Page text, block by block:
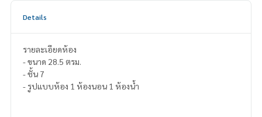
Details
รายละเอียดห้อง
- ขนาด 28.5 ตรม.
- ชั้น 7
- รูปแบบห้อง 1 ห้องนอน 1 ห้องน้ำ